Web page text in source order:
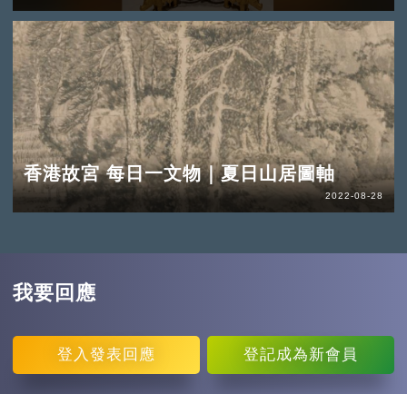
香港故宮 每日一文物｜夏日山居圖軸
2022-08-28
我要回應
登入 發表回應 登記成為新會員